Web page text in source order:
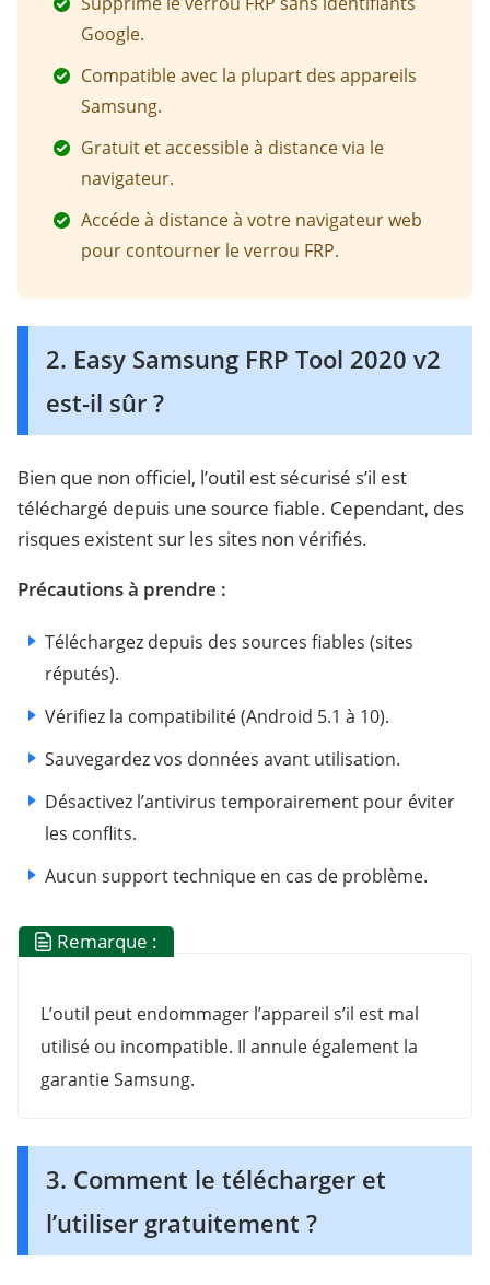
Google.
Compatible avec la plupart des appareils
Samsung.
Gratuit et accessible à distance via le
navigateur.
Accéde à distance à votre navigateur web
pour contourner le verrou FRP.
2. Easy Samsung FRP Tool 2020 v2
est-il sûr ?
Bien que non officiel, l’outil est sécurisé s’il est
téléchargé depuis une source fiable. Cependant, des
risques existent sur les sites non vérifiés.
Précautions à prendre :
Téléchargez depuis des sources fiables (sites
réputés).
Vérifiez la compatibilité (Android 5.1 à 10).
Sauvegardez vos données avant utilisation.
Désactivez l’antivirus temporairement pour éviter
les conflits.
Aucun support technique en cas de problème.
Remarque :
L’outil peut endommager l’appareil s’il est mal
utilisé ou incompatible. Il annule également la
garantie Samsung.
3. Comment le télécharger et
l’utiliser gratuitement ?